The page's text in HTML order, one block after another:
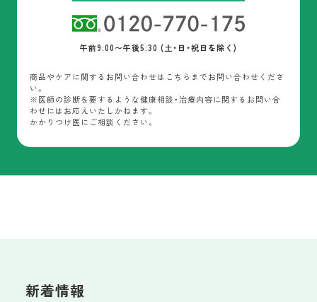
午前9:00〜午後5:30 (土・日・祝日を除く)
商品やケアに関するお問い合わせはこちらまでお問い合わせくださ
い。
※医師の診断を要するような健康相談・治療内容に関するお問い合
わせにはお応えいたしかねます。
かかりつけ医にご相談ください。
新着情報